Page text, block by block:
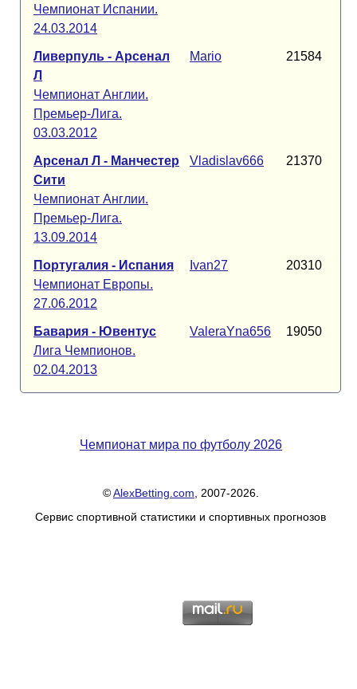
Чемпионат Испании.
24.03.2014
Ливерпуль - Арсенал
Л
Чемпионат Англии.
Премьер-Лига.
03.03.2012
Mario 21584
Арсенал Л - Манчестер
Сити
Чемпионат Англии.
Премьер-Лига.
13.09.2014
Vladislav666 21370
Португалия - Испания
Чемпионат Европы.
27.06.2012
Ivan27 20310
Бавария - Ювентус
Лига Чемпионов.
02.04.2013
ValeraYna656 19050
Чемпионат мира по футболу 2026
©AlexBetting.com , 2007-2026.
Сервис спортивной статистики и спортивных прогнозов